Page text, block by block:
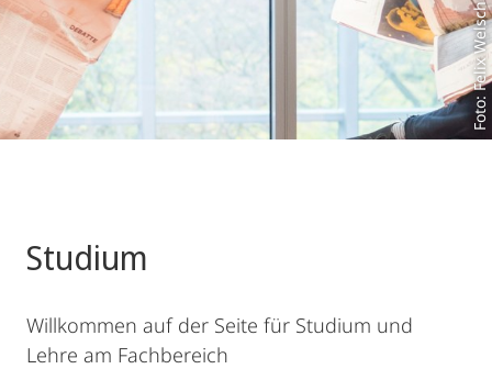
Foto: Felix Welsch
Studium
Willkommen auf der Seite für Studium und
Lehre am Fachbereich